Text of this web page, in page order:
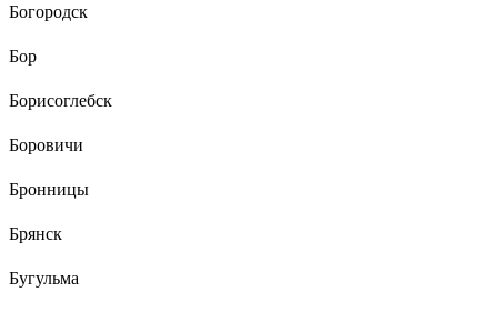
Богородск
Бор
Борисоглебск
Боровичи
Бронницы
Брянск
Бугульма